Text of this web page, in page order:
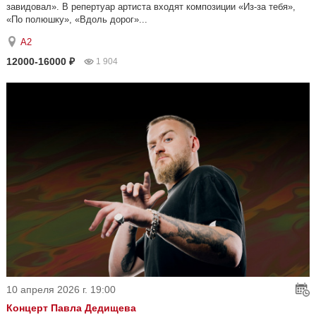
завидовал». В репертуар артиста входят композиции «Из-за тебя»,
«По полюшку», «Вдоль дорог»...
А2
12000-16000 ₽ 1 904
10 апреля 2026 г. 19:00
Концерт Павла Дедищева